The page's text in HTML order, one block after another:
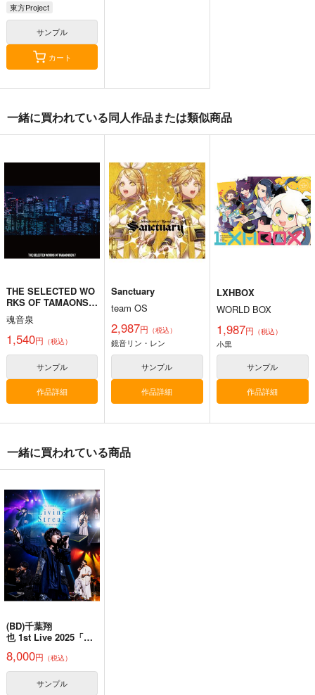
星に寄せる想い/色は
匂へど散りぬるを
東方Project
サンプル
始まりの雨
2,200円（税込）
東方Project
サンプル
カート
東方錦上
京 ～ Fossilized Won
1,760円（税込）
東方Project
サンプル
カート
寂光寂
e Cessation of Dukk
Demetori
1,320
東方Project 博麗霊夢
サンプル
カート
東方剛欲異聞～水没し
黄昏フロンティア
東方Project
サンプル
カート
一緒に買われている同人作品または類似商品
THE SELECTED WO
RKS OF TAMAONSE
N 7
魂音泉
1,540円 （税込）
サンプル
作品詳細
Sanctuary
team OS
2,987円 （税込）
鏡音リン・レン
サンプル
作品詳細
LXHBOX
WORLD BOX
1,987円 （税込）
小黒
サンプル
作品詳細
一緒に買われている商品
(BD)千葉翔
也 1st Live 2025「Liv
TOKYO INTERNATIO
NAL FORUM-
LIVE Blu-ray
8,000円 （税込）
サンプル